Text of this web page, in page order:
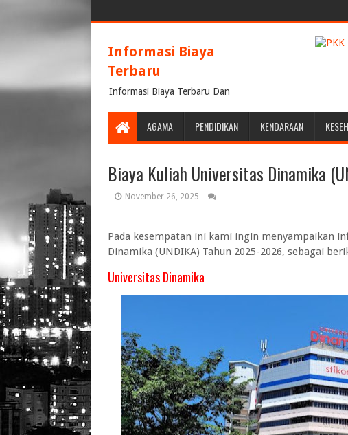
Informasi Biaya
Terbaru
Informasi Biaya Terbaru Dan
AGAMA PENDIDIKAN KENDARAAN
Biaya Kuliah Universitas Dinamika
November 26, 2025
Pada kesempatan ini kami ingin menyampaikan
Dinamika (UNDIKA) Tahun 2025-2026, sebagai
Universitas Dinamika